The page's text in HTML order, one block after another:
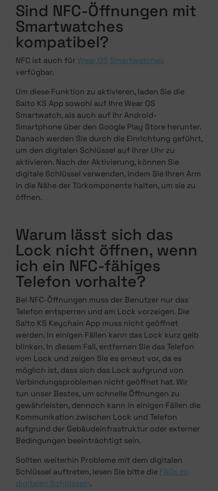
Sind NFC-Öffnungen mit
Smartwatches
kompatibel?
NFC ist auch für Wear OS Smartwatches
verfügbar.
Um diese Funktion zu aktivieren, laden Sie die
Salto KS App sowohl auf Ihre Wear OS
Smartwatch, als auch auf Ihr Android-
Smartphone über den Google Play Store herunter.
Danach werden Sie durch die Einrichtung geführt,
um den digitalen Schlüssel auf Ihrer Uhr zu
aktivieren. Nach der Aktivierung, können Sie
digitale Schlüssel verwenden, indem Sie Ihren Arm
in die Nähe der Türkomponente halten, um sie zu
öffnen.
Warum lässt sich das
Lock nicht öffnen, wenn
ich ein NFC-fähiges
Telefon vorhalte?
Bei NFC-Öffnungen muss der Benutzer nur das
Telefon entsperren und am Lock vorzeigen. Die
Salto KS Keychain App muss nicht geöffnet
werden. In einigen Fällen kann das Lock kurz gelb
blinken. In diesem Fall, entfernen Sie das Telefon
vom Lock und zeigen Sie es erneut vor, da es
möglich ist, dass sich das Lock aufgrund von
Verbindungsproblemen nicht geöffnet hat. Wir
tun unser Bestes, um schnelle Öffnungen zu
gewährleisten, dennoch kann in einigen Fällen die
Kommunikation zwischen Lock und Telefon
aufgrund der Gebäudeinfrastruktur oder externer
Bedingungen beeinträchtigt sein.
Sollten weiterhin Probleme mit dem digitalen
Schlüssel auftreten, lesen Sie bitte die FAQs zu
digitalen Schlüsseln.